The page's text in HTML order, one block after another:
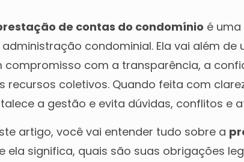
de contas do condomínio é
condominial. Ela vai além
compromisso com a transparência, a
recursos coletivos. Quando feita com
a gestão e evita dúvidas, conflitos e
artigo, você vai entender tudo sobre a
ela significa, quais são suas obrigações